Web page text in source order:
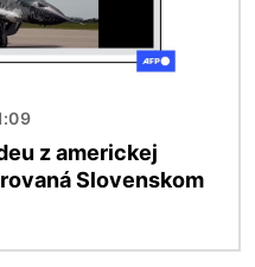
z americkej
Slovenskom